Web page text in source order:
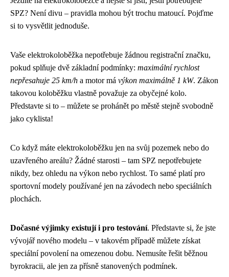
SPZ? Není divu – pravidla mohou být trochu matoucí. Pojďme
si to vysvětlit jednoduše.
Vaše elektrokoloběžka nepotřebuje žádnou registrační značku,
pokud splňuje dvě základní podmínky: maximální rychlost
nepřesahuje 25 km/h a motor má výkon maximálně 1 kW. Zákon
takovou koloběžku vlastně považuje za obyčejné kolo.
Představte si to – můžete se prohánět po městě stejně svobodně
jako cyklista!
Co když máte elektrokoloběžku jen na svůj pozemek nebo do
uzavřeného areálu? Žádné starosti – tam SPZ nepotřebujete
nikdy, bez ohledu na výkon nebo rychlost. To samé platí pro
sportovní modely používané jen na závodech nebo speciálních
plochách.
Dočasné výjimky existují i pro testování. Představte si, že jste
vývojář nového modelu – v takovém případě můžete získat
speciální povolení na omezenou dobu. Nemusíte řešit běžnou
byrokracii, ale jen za přísně stanovených podmínek.